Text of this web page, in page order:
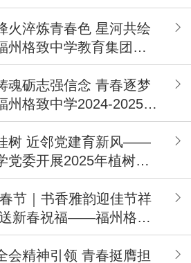
题宣讲活动
火淬炼青春色 星河共绘
格致中学教育集团
礼活动
魂砺志强信念 青春逐梦
格致中学2024-2025学
训纪实
树 近邻党建育新风——
党委开展2025年植树节
节｜书香雅韵迎佳节祥
新春祝福——福州格致
年寒假志愿服务活动
引领 青春挺膺担